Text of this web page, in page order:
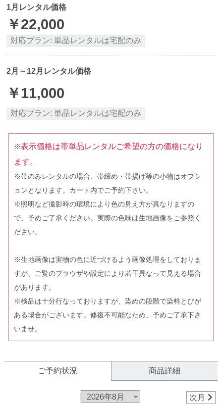
1月レンタル価格
￥22,000
対応プラン: 単品レンタルは宅配のみ
2月～12月レンタル価格
￥11,000
対応プラン: 単品レンタルは宅配のみ
※表示価格は帯単品レンタルご希望の方の価格になり
ます。
※帯のみレンタルの場合、帯締め・帯揚げ等の小物はオプシ
ョンとなります。カート内でご予約下さい。
※照明など撮影時の環境により色の見え方が異なりますの
で、予めご了承ください。実際の色味は生地画像をご参照く
ださい。
※生地画像は実物の色に近づけるよう画像処理をしておりま
すが、ご覧のブラウザや設定により若干異なって見える場合
があります。
※検品は十分行なっておりますが、染めの段階で染料とびが
ある場合がございます。修復不可能なため、予めご了承下さ
いませ。
ご予約状況 商品詳細
次月